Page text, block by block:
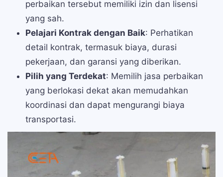
perbaikan tersebut memiliki izin dan lisensi
yang sah.
Pelajari Kontrak dengan Baik: Perhatikan
detail kontrak, termasuk biaya, durasi
pekerjaan, dan garansi yang diberikan.
Pilih yang Terdekat: Memilih jasa perbaikan
yang berlokasi dekat akan memudahkan
koordinasi dan dapat mengurangi biaya
transportasi.